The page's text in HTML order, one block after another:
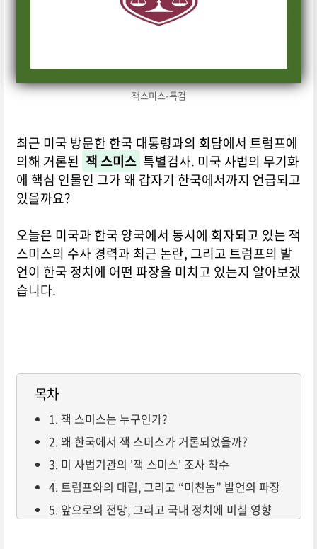
잭스미스-특검
최근 미국 방문한 한국 대통령과의 회담에서 트럼프에
의해 거론된 잭 스미스 특별검사. 미국 사법의 무기화
에 핵심 인물인 그가 왜 갑자기 한국에서까지 언급되고
있을까요?
오늘은 미국과 한국 양국에서 동시에 회자되고 있는 잭
스미스의 수사 경력과 최근 논란, 그리고 트럼프의 발
언이 한국 정치에 어떤 파장을 미치고 있는지 알아보겠
습니다.
목차
1. 잭 스미스는 누구인가?
2. 왜 한국에서 잭 스미스가 거론되었을까?
3. 미 사법기관의 '잭 스미스' 조사 착수
4. 트럼프와의 대립, 그리고 “미친놈” 발언의 파장
5. 앞으로의 전망, 그리고 국내 정치에 미칠 영향